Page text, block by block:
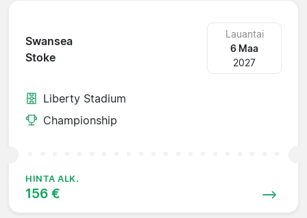
Swansea
Stoke
Lauantai
6 Maa
2027
Liberty Stadium
Championship
HINTA ALK.
156 €